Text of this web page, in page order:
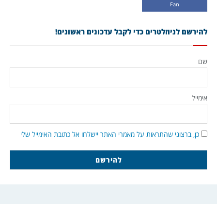
Fan
להירשם לניוזלטרים כדי לקבל עדכונים ראשונים!
שם
אימייל
כן, ברצוני שהתראות על מאמרי האתר יישלחו אל כתובת האימייל שלי